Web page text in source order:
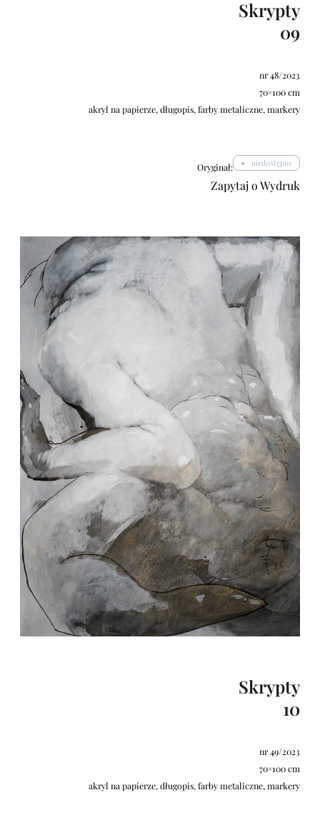
Skrypty
09
nr 48/2023
70×100 cm
akryl na papierze, długopis, farby metaliczne, markery
Oryginał: niedostępny
Zapytaj o Wydruk
Skrypty
10
nr 49/2023
70×100 cm
akryl na papierze, długopis, farby metaliczne, markery